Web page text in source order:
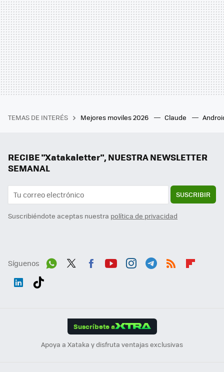
TEMAS DE INTERÉS Mejores moviles 2026 Claude
RECIBE "Xatakaletter", NUESTRA NEWSLETTER
SEMANAL
SUSCRIBIR
Suscribiéndote aceptas nuestra política de privacidad
Síguenos
Suscríbete a
Apoya a Xataka y disfruta ventajas exclusivas